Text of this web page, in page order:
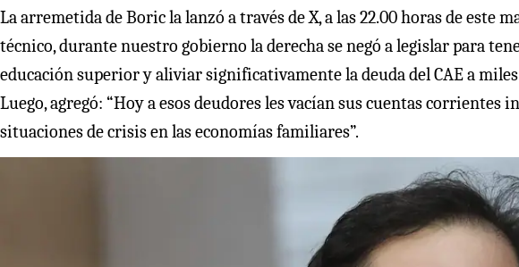
La arremetida de Boric la lanzó a través de X, a las 22.00 horas de este
técnico, durante nuestro gobierno la derecha se negó a legislar para
educación superior y aliviar significativamente la deuda del CAE a
Luego, agregó: “Hoy a esos deudores les vacían sus cuentas corrientes
situaciones de crisis en las economías familiares”.